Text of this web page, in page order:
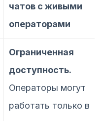
чатов с живыми
операторами
Ограниченная
доступность.
Операторы могут
работать только в